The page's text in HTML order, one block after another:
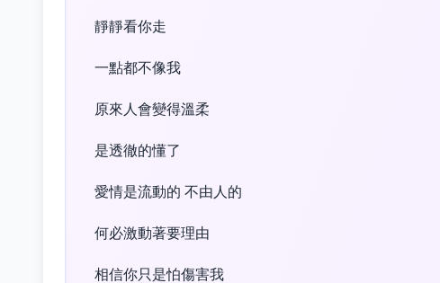
靜靜看你走
一點都不像我
原來人會變得溫柔
是透徹的懂了
愛情是流動的 不由人的
何必激動著要理由
相信你只是怕傷害我